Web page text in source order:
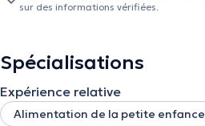
sur des informations vérifiées.
Spécialisations
Expérience relative
Alimentation de la petite enfance